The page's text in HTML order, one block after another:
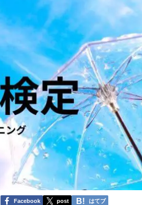
Facebook post はてブ